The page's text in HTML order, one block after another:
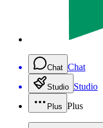
Chat Chat
Studio Studio
Plus Plus